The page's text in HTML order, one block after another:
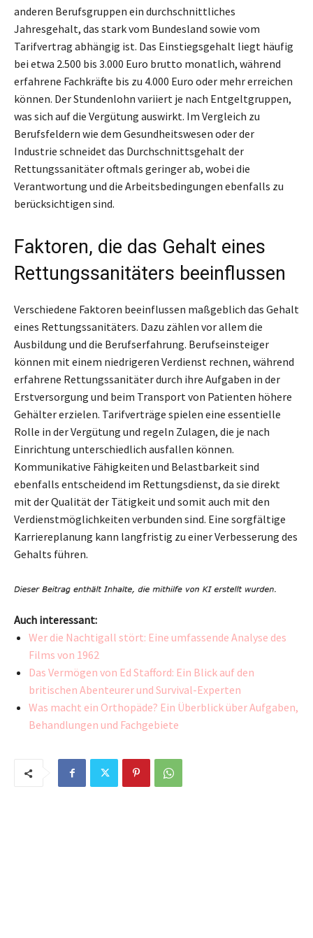
anderen Berufsgruppen ein durchschnittliches
Jahresgehalt, das stark vom Bundesland sowie vom
Tarifvertrag abhängig ist. Das Einstiegsgehalt liegt häufig
bei etwa 2.500 bis 3.000 Euro brutto monatlich, während
erfahrene Fachkräfte bis zu 4.000 Euro oder mehr erreichen
können. Der Stundenlohn variiert je nach Entgeltgruppen,
was sich auf die Vergütung auswirkt. Im Vergleich zu
Berufsfeldern wie dem Gesundheitswesen oder der
Industrie schneidet das Durchschnittsgehalt der
Rettungssanitäter oftmals geringer ab, wobei die
Verantwortung und die Arbeitsbedingungen ebenfalls zu
berücksichtigen sind.
Faktoren, die das Gehalt eines
Rettungssanitäters beeinflussen
Verschiedene Faktoren beeinflussen maßgeblich das Gehalt
eines Rettungssanitäters. Dazu zählen vor allem die
Ausbildung und die Berufserfahrung. Berufseinsteiger
können mit einem niedrigeren Verdienst rechnen, während
erfahrene Rettungssanitäter durch ihre Aufgaben in der
Erstversorgung und beim Transport von Patienten höhere
Gehälter erzielen. Tarifverträge spielen eine essentielle
Rolle in der Vergütung und regeln Zulagen, die je nach
Einrichtung unterschiedlich ausfallen können.
Kommunikative Fähigkeiten und Belastbarkeit sind
ebenfalls entscheidend im Rettungsdienst, da sie direkt
mit der Qualität der Tätigkeit und somit auch mit den
Verdienstmöglichkeiten verbunden sind. Eine sorgfältige
Karriereplanung kann langfristig zu einer Verbesserung des
Gehalts führen.
Auch interessant:
Wer die Nachtigall stört: Eine umfassende Analyse des
Films von 1962
Das Vermögen von Ed Stafford: Ein Blick auf den
britischen Abenteurer und Survival-Experten
Was macht ein Orthopäde? Ein Überblick über Aufgaben,
Behandlungen und Fachgebiete